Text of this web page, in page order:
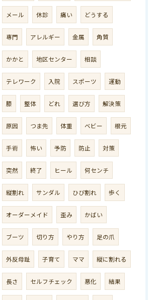
メール 休診 痛い どうする
専門 アレルギー 金属 角質
かかと 地区センター 相談
テレワーク 入院 スポーツ 運動
膝 整体 どれ 選び方 解決策
原因 つま先 体重 ベビー 根元
手術 怖い 予防 防止 対策
突然 終了 ヒール 何センチ
縦割れ サンダル ひび割れ 歩く
オーダーメイド 歪み かばい
ブーツ 切り方 やり方 足の爪
外反母趾 子育て ママ 縦に割れる
長さ セルフチェック 悪化 結果